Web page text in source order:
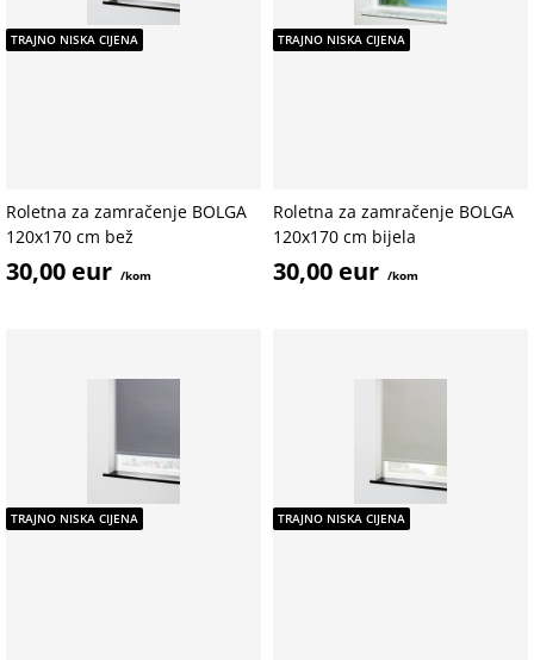
TRAJNO NISKA CIJENA
Roletna za zamračenje BOLGA
120x170 cm bež
30,00 eur /kom
TRAJNO NISKA CIJENA
Roletna za zamračenje BOLGA
120x170 cm bijela
30,00 eur /kom
TRAJNO NISKA CIJENA TRAJNO NISKA CIJENA